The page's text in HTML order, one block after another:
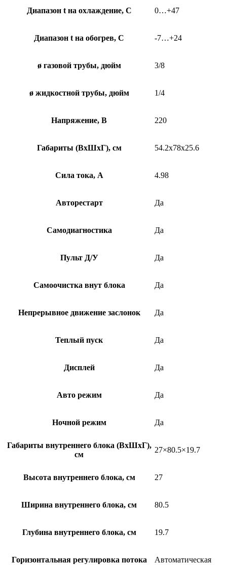
Диапазон t на охлаждение, С 0…+47
Диапазон t на обогрев, С -7…+24
ø газовой трубы, дюйм 3/8
ø жидкостной трубы, дюйм 1/4
Напряжение, В 220
Габариты (ВхШхГ), см 54.2х78х25.6
Сила тока, А 4.98
Авторестарт Да
Самодиагностика Да
Пульт Д/У Да
Самоочистка внут блока Да
Непрерывное движение заслонок Да
Теплый пуск Да
Дисплей Да
Авто режим Да
Ночной режим Да
Габариты внутреннего блока (ВхШхГ),
см
27×80.5×19.7
Высота внутреннего блока, см 27
Ширина внутреннего блока, см 80.5
Глубина внутреннего блока, см 19.7
Горизонтальная регулировка потока Автоматическая